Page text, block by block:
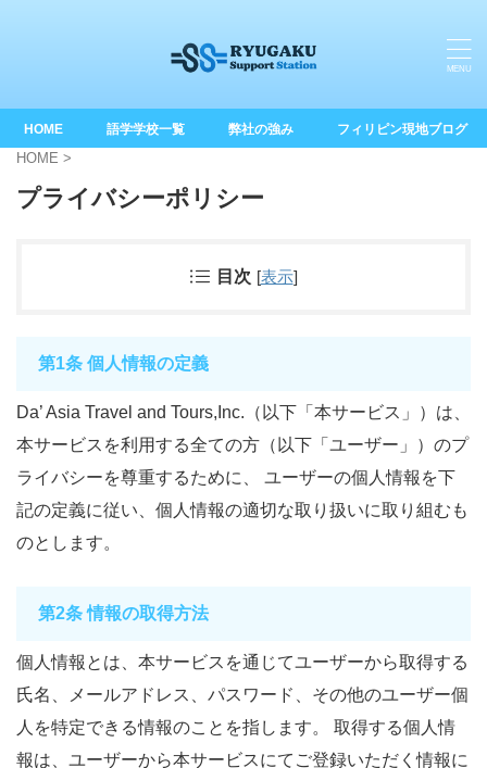
HOME 語学学校一覧 弊社の強み フィリピン現地ブログ
HOME >
プライバシーポリシー
目次 [表示]
第1条 個人情報の定義
Da’ Asia Travel and Tours,Inc.（以下「本サービス」）は、
本サービスを利用する全ての方（以下「ユーザー」）のプ
ライバシーを尊重するために、 ユーザーの個人情報を下
記の定義に従い、個人情報の適切な取り扱いに取り組むも
のとします。
第2条 情報の取得方法
個人情報とは、本サービスを通じてユーザーから取得する
氏名、メールアドレス、パスワード、その他のユーザー個
人を特定できる情報のことを指します。 取得する個人情
報は、ユーザーから本サービスにてご登録いただく情報に